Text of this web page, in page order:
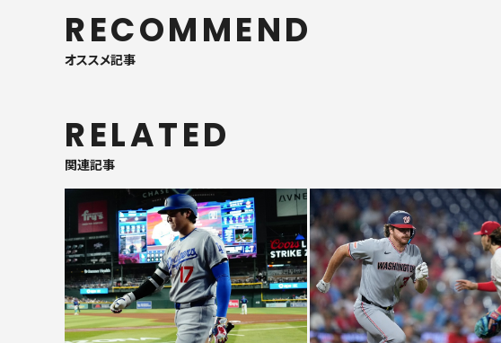
RECOMMEND
オススメ記事
RELATED
関連記事